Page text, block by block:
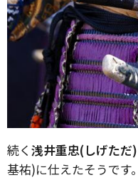
続く 浅井重忠(しげただ)
基祐)に仕えたそうです。